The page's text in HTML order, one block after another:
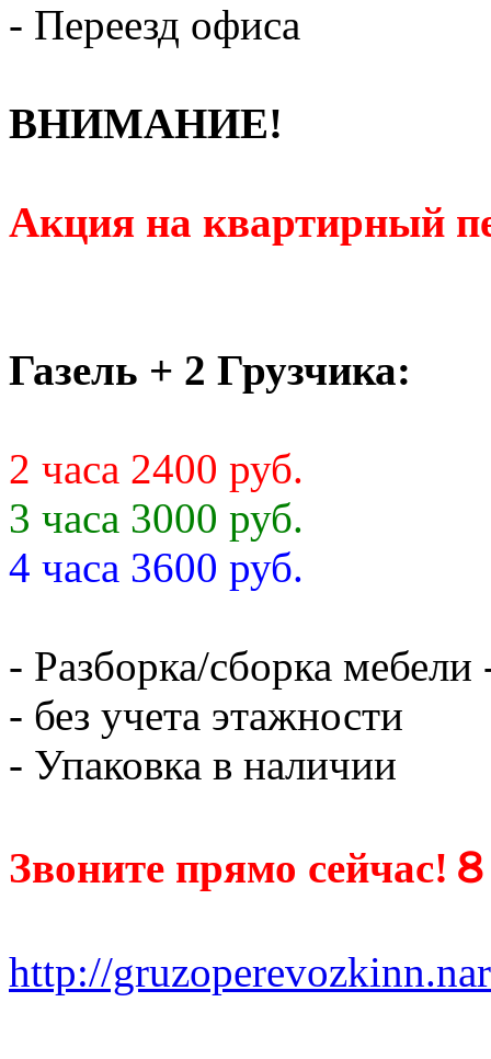
- Переезд офиса
ВНИМАНИЕ!
Акция на квартирный
Газель + 2 Грузчика:
2 часа 2400 руб.
3 часа 3000 руб.
4 часа 3600 руб.
- Разборка/сборка мебели
- без учета этажности
- Упаковка в наличии
Звоните прямо сейчас!
http://